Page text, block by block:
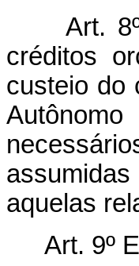
Art.
créditos
custeio do
aquelas
Art. 9º